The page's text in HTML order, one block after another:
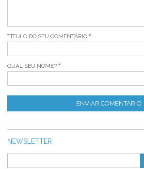
TÍTULO DO SEU COMENTÁRIO
QUAL SEU NOME?
ENVIAR COMENTÁRIO
NEWSLETTER